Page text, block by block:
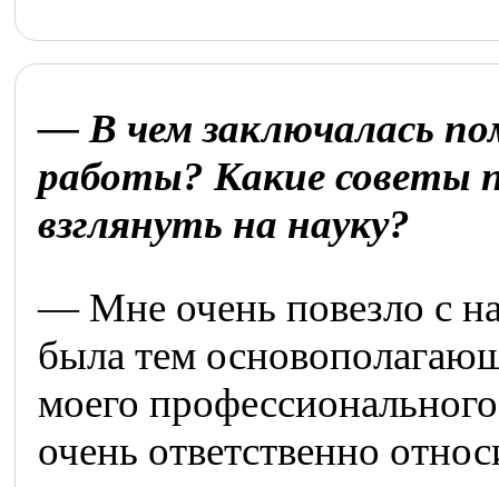
— В чем заключалась
работы? Какие советы
взглянуть на науку?
— Мне очень повезло с
была тем
моего
очень ответственно